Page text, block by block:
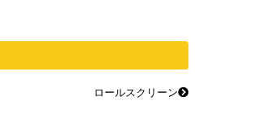
ロールスクリーン